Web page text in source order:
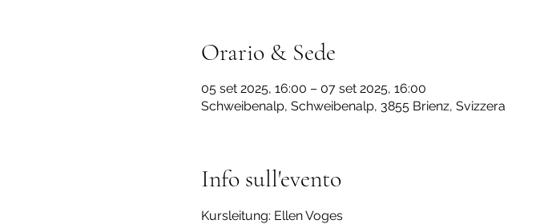
Orario & Sede
05 set 2025, 16:00 – 07 set 2025, 16:00
Schweibenalp, Schweibenalp, 3855 Brienz, Svizzera
Info sull'evento
Kursleitung: Ellen Voges